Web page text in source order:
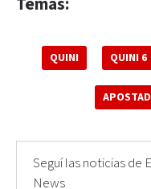
QUINI QUINI 6
Seguí las noticias de
News